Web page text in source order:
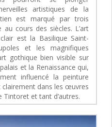
artistiques de la
est marqué par trois
au cours des siècles. L’art
est la Basilique Saint-
et les magnifiques
gothique bien visible sur
et la Renaissance qui,
influencé la peinture
dans les œuvres
Tintoret et tant d’autres.